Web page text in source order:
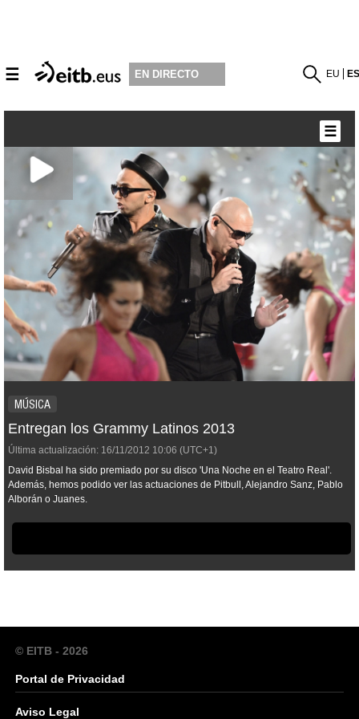
☰ EN DIRECTO EU
MÚSICA
Entregan los Grammy Latinos 2013
Última actualización: 16/11/2012 10:06 (UTC+1)
David Bisbal ha sido premiado por su disco 'Una Noche en el Teatro Real'.
Además, hemos podido ver las actuaciones de Pitbull, Alejandro Sanz, Pablo
Alborán o Juanes.
☰
© EITB - 2026
Portal de Privacidad
Aviso Legal